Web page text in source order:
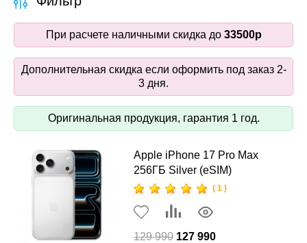
При расчете наличными скидка до 33500р
Дополнительная скидка если оформить под заказ 2-
3 дня.
Оригинальная продукция, гарантия 1 год.
Apple iPhone 17 Pro Max
256ГБ Silver (eSIM)
( 1 )
129 990 127 990